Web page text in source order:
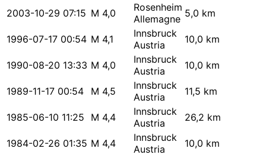
2003-10-29 07:15 M 4,0
Rosenheim
Allemagne 5,0 km
1996-07-17 00:54 M 4,1
Innsbruck
Austria
10,0 km
1990-08-20 13:33 M 4,0
Innsbruck
Austria
10,0 km
1989-11-17 00:54 M 4,5
Innsbruck
Austria
11,5 km
1985-06-10 11:25 M 4,4
Innsbruck
Austria
26,2 km
1984-02-26 01:35 M 4,4
Innsbruck
Austria
10,0 km